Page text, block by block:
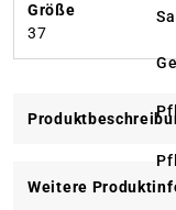
Größe
37
Weitere